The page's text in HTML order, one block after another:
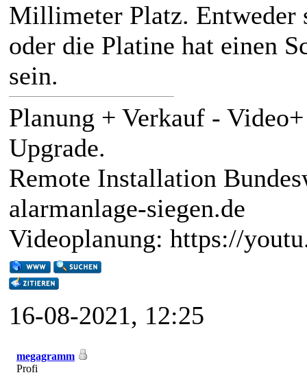
Millimeter Platz.
oder die Platine hat einen
sein.
Planung + Verkauf -
Upgrade.
Remote Installation
alarmanlage-siegen.de
Videoplanung: https://
16-08-2021, 12:25
megagramm
Profi